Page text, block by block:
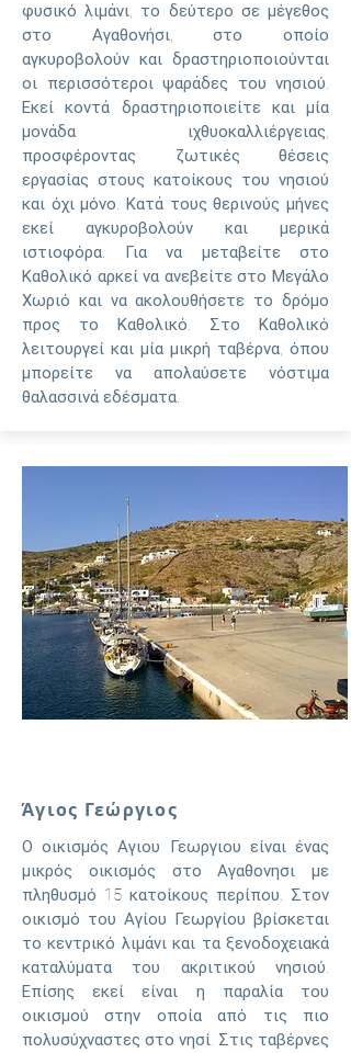
φυσικό λιμάνι, το δεύτερο σε μέγεθος
στο Αγαθονήσι, στο οποίο
αγκυροβολούν και δραστηριοποιούνται
οι περισσότεροι ψαράδες του νησιού.
Εκεί κοντά δραστηριοποιείτε και μία
μονάδα ιχθυοκαλλιέργειας,
προσφέροντας ζωτικές θέσεις
εργασίας στους κατοίκους του νησιού
και όχι μόνο. Κατά τους θερινούς μήνες
εκεί αγκυροβολούν και μερικά
ιστιοφόρα. Για να μεταβείτε στο
Καθολικό αρκεί να ανεβείτε στο Μεγάλο
Χωριό και να ακολουθήσετε το δρόμο
προς το Καθολικό. Στο Καθολικό
λειτουργεί και μία μικρή ταβέρνα, όπου
μπορείτε να απολαύσετε νόστιμα
θαλασσινά εδέσματα.
Άγιος Γεώργιος
Ο οικισμός Αγιου Γεωργιου είναι ένας
μικρός οικισμός στο Αγαθονησι με
πληθυσμό 15 κατοίκους περίπου. Στον
οικισμό του Αγίου Γεωργίου βρίσκεται
το κεντρικό λιμάνι και τα ξενοδοχειακά
καταλύματα του ακριτικού νησιού.
Επίσης εκεί είναι η παραλία του
οικισμού στην οποία από τις πιο
πολυσύχναστες στο νησί. Στις ταβέρνες